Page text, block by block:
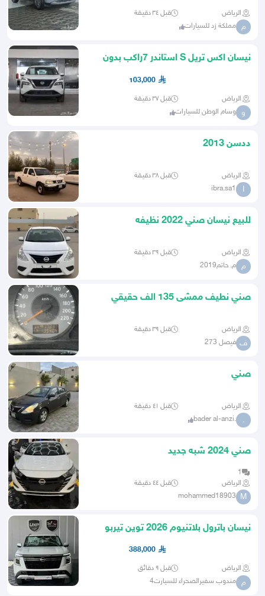
الرياض قبل ٣٤ دقيقة
م مملكة زد للسيارات
نيسان اكس تريل S استاندر 7راكب بدون
103,000
الرياض قبل ٣٧ دقيقة
و وسام الوطن للسيارات
ددسن 2013
الرياض قبل ٣٨ دقيقة
I
ibra.sa1
للبيع نيسان صني 2022 نظيفه
الرياض قبل ٣٩ دقيقة
م م. حاتم2019
صني نطيف ممشى 135 الف حقيقي
الرياض قبل ٣٩ دقيقة
ف فيصل 273
صني
الرياض قبل ٤١ دقيقة
.
.bader al-anzi
صني 2024 شبه جديد
1
الرياض
قبل ٤٤ دقيقة
M
mohammed18903
نيسان باترول بلاتنيوم 2026 توين تيربو
388,000
الرياض قبل ٩ دقائق
م مندوب سفيرالصحراء للسيارت4